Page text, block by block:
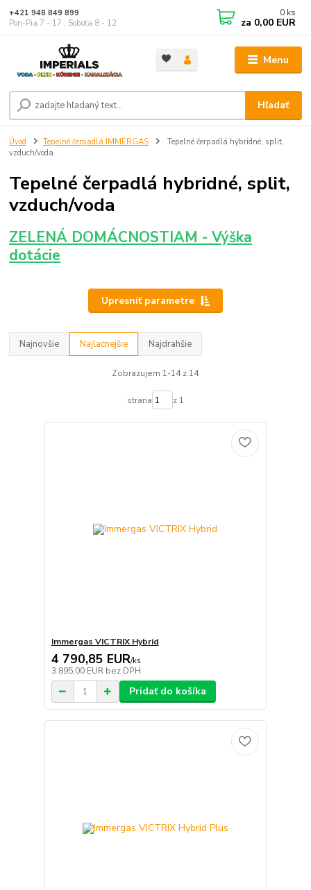
Menu
Hľadať
+421 948 849 899
Pon-Pia 7 - 17 ; Sobota 8 - 12
0 ks
za 0,00 EUR
Úvod Tepelné čerpadlá IMMERGAS
Tepelné čerpadlá hybridné, split,
vzduch/voda
Tepelné čerpadlá hybridné, split,
vzduch/voda
ZELENÁ DOMÁCNOSTIAM - Výška
dotácie
Upresniť parametre
Najnovšie Najlacnejšie Najdrahšie
Zobrazujem 1-14 z 14
strana z 1
Immergas VICTRIX Hybrid
4 790,85 EUR/ks
3 895,00 EUR bez DPH
Pridať do košíka